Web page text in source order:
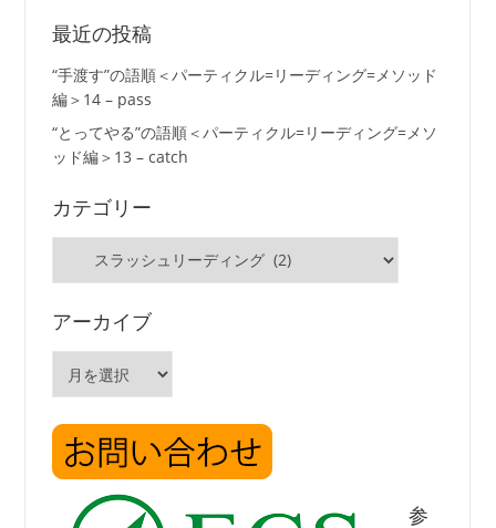
最近の投稿
“手渡す”の語順＜パーティクル=リーディング=メソッド
編＞14 – pass
“とってやる”の語順＜パーティクル=リーディング=メソ
ッド編＞13 – catch
カテゴリー
リ
アーカイブ
イ
ブ
参